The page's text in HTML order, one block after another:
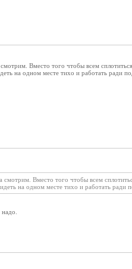
Вместо того чтобы всем
на одном месте тихо и работать ради
Вместо того чтобы всем
на одном месте тихо и работать